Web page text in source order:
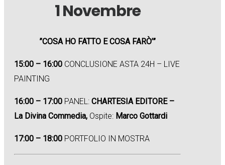
1 Novembre
”COSA HO FATTO E COSA FARÒ’”
15:00 – 16:00 CONCLUSIONE ASTA 24H – LIVE
PAINTING
16:00 – 17:00 PANEL: CHARTESIA EDITORE –
La Divina Commedia, Ospite: Marco Gottardi
17:00 – 18:00 PORTFOLIO IN MOSTRA